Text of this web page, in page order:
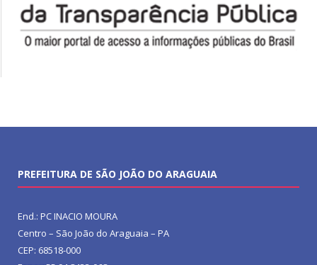
PREFEITURA DE SÃO JOÃO DO ARAGUAIA
End.: PC INACIO MOURA
Centro – São João do Araguaia – PA
CEP: 68518-000